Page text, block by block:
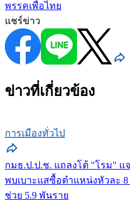
พรรคเพื่อไทย
แชร์ข่าว
ข่าวที่เกี่ยวข้อง
การเมืองทั่วไป
กมธ.ป.ป.ช. แถลงโต้ "โรม" แ
พบเบาะแสซื้อตำแหน่งหัวละ
ช่วย 5.9 พันราย